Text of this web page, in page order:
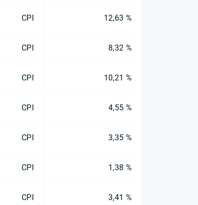
CPI 12,63 %
CPI 8,32 %
CPI 10,21 %
CPI 4,55 %
CPI 3,35 %
CPI 1,38 %
CPI 3,41 %